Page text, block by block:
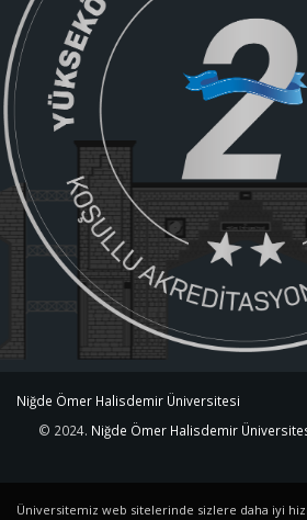
Niğde Ömer Halisdemir Üniversitesi
© 2024. Niğde Ömer Halisdemir
Üniversitemiz web sitelerinde sizlere daha iyi